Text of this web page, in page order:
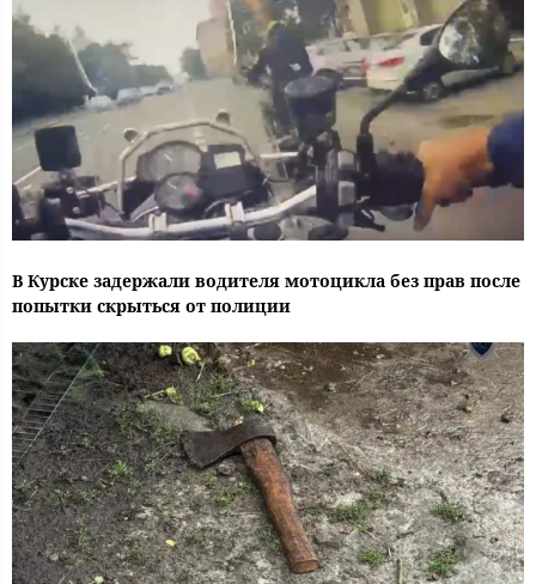
В Курске задержали водителя мотоцикла без прав после
попытки скрыться от полиции